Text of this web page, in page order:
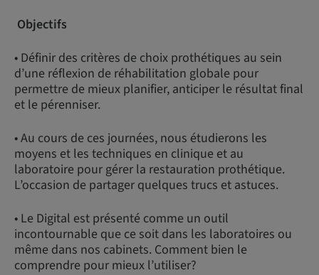
Objectifs
• Définir des critères de choix prothétiques au sein
d’une réflexion de réhabilitation globale pour
permettre de mieux planifier, anticiper le résultat final
et le pérenniser.
• Au cours de ces journées, nous étudierons les
moyens et les techniques en clinique et au
laboratoire pour gérer la restauration prothétique.
L’occasion de partager quelques trucs et astuces.
• Le Digital est présenté comme un outil
incontournable que ce soit dans les laboratoires ou
même dans nos cabinets. Comment bien le
comprendre pour mieux l’utiliser?